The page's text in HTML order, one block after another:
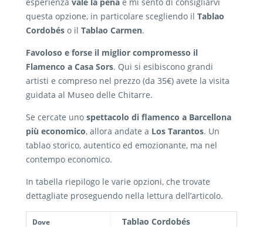
questa opzione, in particolare scegliendo il Tablao
Cordobés o il Tablao Carmen.
Favoloso e forse il miglior compromesso il
Flamenco a Casa Sors. Qui si esibiscono grandi
artisti e compreso nel prezzo (da 35€) avete la visita
guidata al Museo delle Chitarre.
Se cercate uno spettacolo di flamenco a Barcellona
più economico, allora andate a Los Tarantos. Un
tablao storico, autentico ed emozionante, ma nel
contempo economico.
In tabella riepilogo le varie opzioni, che trovate
dettagliate proseguendo nella lettura dell’articolo.
Dove Tablao Cordobés